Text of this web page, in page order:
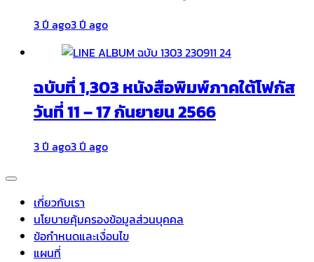
3 ปี ago3 ปี ago
ฉบับที่ 1,303 หนังสือพิมพ์ภาคใต้โฟกัส
วันที่ 11 – 17 กันยายน 2566
3 ปี ago3 ปี ago
เกี่ยวกับเรา
นโยบายคุ้มครองข้อมูลส่วนบุคคล
ข้อกำหนดและเงื่อนไข
แผนที่